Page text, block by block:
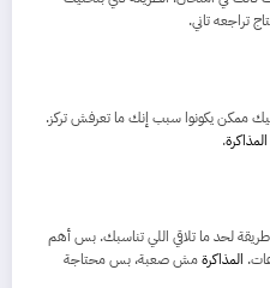
تراجعه تاني.
ممكن يكونوا سبب إنك ما تعرفش تركز.
المذاكرة.
لحد ما تلاقي اللي تناسبك. بس أهم
المذاكرةمش صعبة، بس محتاجة